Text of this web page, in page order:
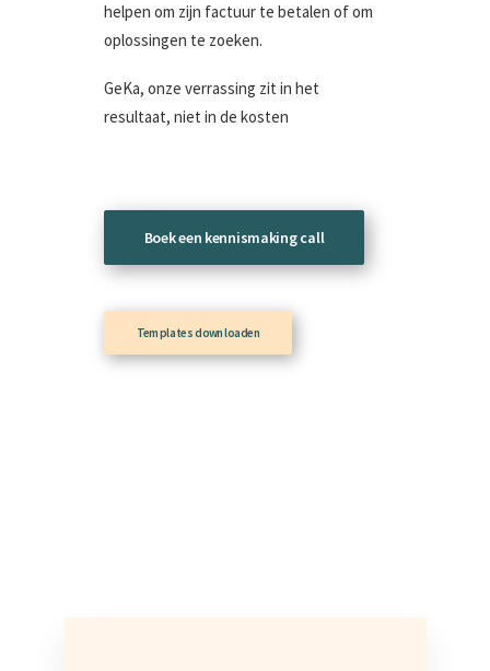
helpen om zijn factuur te betalen of om
oplossingen te zoeken.
GeKa, onze verrassing zit in het
resultaat, niet in de kosten
Boek een kennismaking call
Templates downloaden